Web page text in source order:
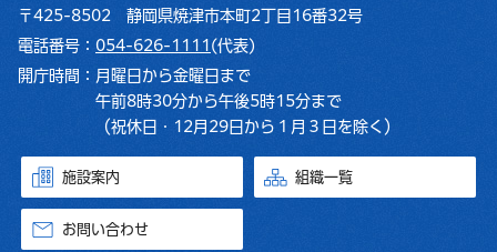
〒425-8502 静岡県焼津市本町2丁目16番32号
電話番号： 054-626-1111 (代表)
開庁時間： 月曜日から金曜日まで
午前8時30分から午後5時15分まで
（祝休日・12月29日から１月３日を除く）
施設案内 組織一覧
お問い合わせ